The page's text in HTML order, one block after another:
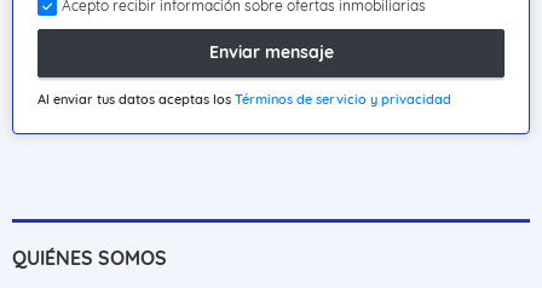
Acepto recibir información sobre ofertas inmobiliarias
Enviar mensaje
Al enviar tus datos aceptas los Términos de servicio y privacidad
QUIÉNES SOMOS